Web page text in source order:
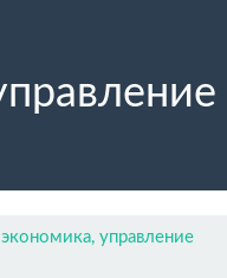
управление